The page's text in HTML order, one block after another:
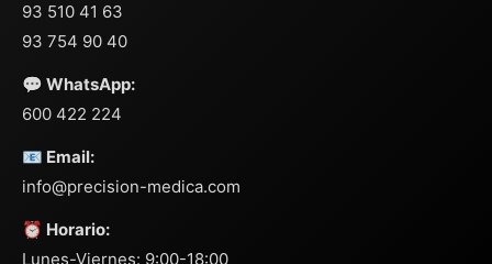
93 510 41 63
93 754 90 40
💬 WhatsApp:
600 422 224
📧 Email:
info@precision-medica.com
⏰ Horario:
Lunes-Viernes: 9:00-18:00